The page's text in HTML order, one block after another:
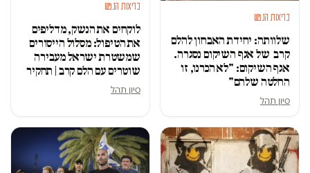
בריאות הנפש
שלוותה: יחידת האבחון להלם
קרב של אגף השיקום נסגרה.
אגף השיקום: "לא הכרנו, זו
החלטה שלהם"
סיון תהל
בריאות הנפש
לוקחים את הנשק, מדליפים
את הטיפול: מסלול הייסורים
שמשטרת ישראל מעבירה
שוטרים עם הלם קרב | תחקיר
סיון תהל